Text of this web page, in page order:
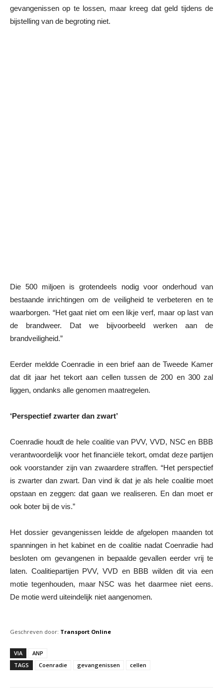
gevangenissen op te lossen, maar kreeg dat geld tijdens de
bijstelling van de begroting niet.
Die 500 miljoen is grotendeels nodig voor onderhoud van
bestaande inrichtingen om de veiligheid te verbeteren en te
waarborgen. “Het gaat niet om een likje verf, maar op last van
de brandweer. Dat we bijvoorbeeld werken aan de
brandveiligheid.”
Eerder meldde Coenradie in een brief aan de Tweede Kamer
dat dit jaar het tekort aan cellen tussen de 200 en 300 zal
liggen, ondanks alle genomen maatregelen.
‘Perspectief zwarter dan zwart’
Coenradie houdt de hele coalitie van PVV, VVD, NSC en BBB
verantwoordelijk voor het financiële tekort, omdat deze partijen
ook voorstander zijn van zwaardere straffen. “Het perspectief
is zwarter dan zwart. Dan vind ik dat je als hele coalitie moet
opstaan en zeggen: dat gaan we realiseren. En dan moet er
ook boter bij de vis.”
Het dossier gevangenissen leidde de afgelopen maanden tot
spanningen in het kabinet en de coalitie nadat Coenradie had
besloten om gevangenen in bepaalde gevallen eerder vrij te
laten. Coalitiepartijen PVV, VVD en BBB wilden dit via een
motie tegenhouden, maar NSC was het daarmee niet eens.
De motie werd uiteindelijk niet aangenomen.
Geschreven door: Transport Online
VIA
ANP
TAGS
Coenradie gevangenissen cellen